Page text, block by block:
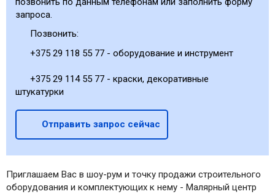
запроса.
Позвонить:
+375 29 118 55 77 - оборудование и инструмент
+375 29 114 55 77 - краски, декоративные
штукатурки
Отправить запрос сейчас
Приглашаем Вас в шоу-рум и точку продажи строительного
оборудования и комплектующих к нему - Малярный центр